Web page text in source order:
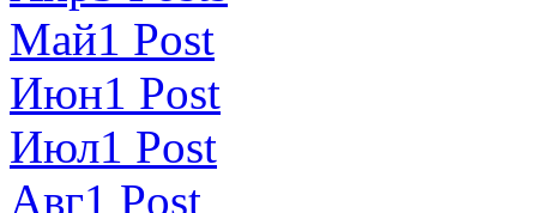
Май1 Post
Июн1 Post
Июл1 Post
Авг1 Post